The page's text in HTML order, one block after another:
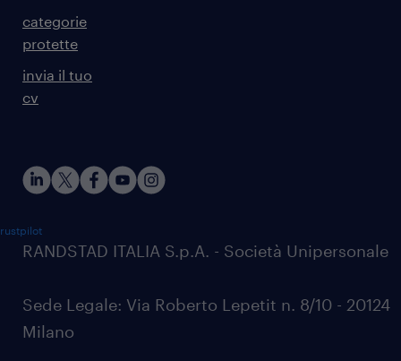
categorie
protette
invia il tuo
cv
RANDSTAD ITALIA S.p.A. - Società Unipersonale
Sede Legale: Via Roberto Lepetit n. 8/10 - 20124
Milano